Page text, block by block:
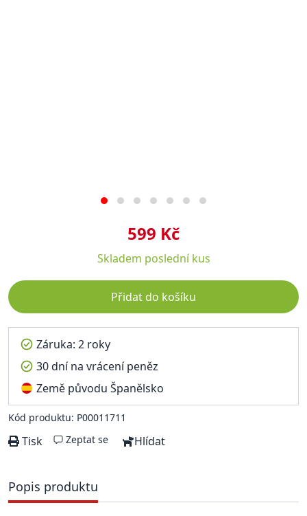
599 Kč
Skladem poslední kus
Přidat do košíku
Záruka: 2 roky
30 dní na vrácení peněz
Země původu Španělsko
Kód produktu: P00011711
Tisk Zeptat se Hlídat
Popis produktu